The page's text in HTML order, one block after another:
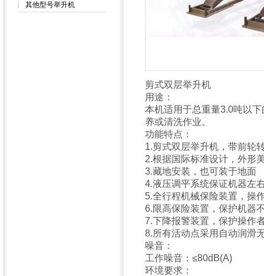
其他型号举升机
剪式双层举升机
用途：
本机适用于总重量3.0吨以
养或清洗作业。
功能特点：
1.剪式双层举升机，带前轮
2.根据国际标准设计，外形
3.藏地安装，也可装于地面
4.液压调平系统保证机器左
5.全行程机械保险装置，操
6.限高保险装置，保护机器
7.下降报警装置，保护操作
8.所有活动点采用自动润滑
噪音：
工作噪音：≤80dB(A)
环境要求：